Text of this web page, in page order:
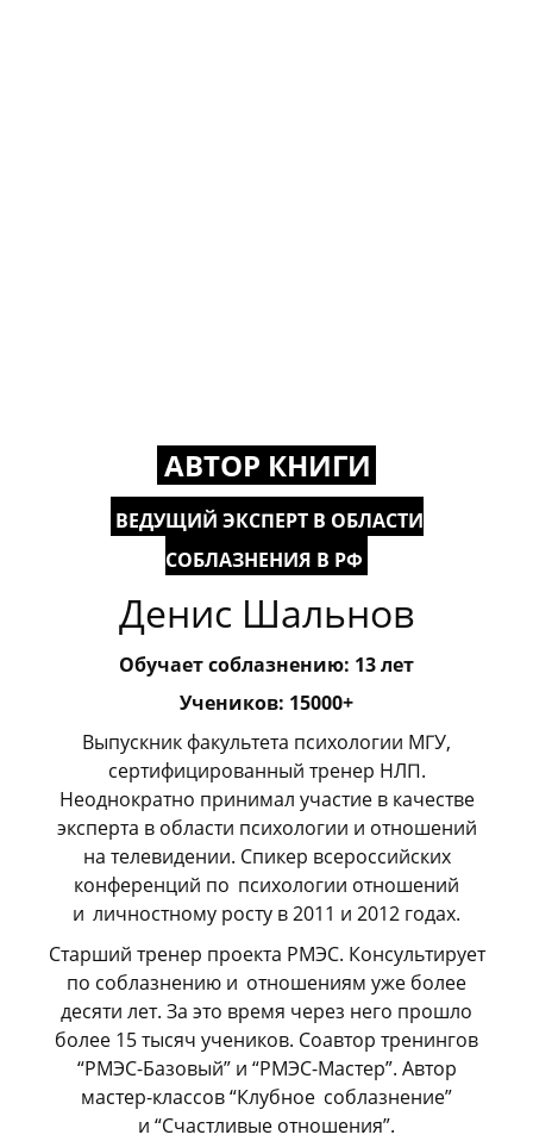
АВТОР КНИГИ
ВЕДУЩИЙ ЭКСПЕРТ В ОБЛАСТИ
СОБЛАЗНЕНИЯ В РФ
Денис Шальнов
Обучает соблазнению: 13 лет
Учеников: 15000+
Выпускник факультета психологии МГУ,
сертифицированный тренер НЛП.
Неоднократно принимал участие в качестве
эксперта в области психологии и отношений
на телевидении. Спикер всероссийских
конференций по психологии отношений
и личностному росту в 2011 и 2012 годах.
Старший тренер проекта РМЭС. Консультирует
по соблазнению и отношениям уже более
десяти лет. За это время через него прошло
более 15 тысяч учеников. Соавтор тренингов
“РМЭС-Базовый” и “РМЭС-Мастер”. Автор
мастер-классов “Клубное соблазнение”
и “Счастливые отношения”.